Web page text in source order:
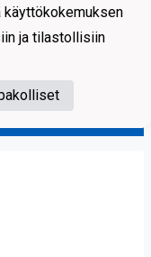
ja tilastollisiin